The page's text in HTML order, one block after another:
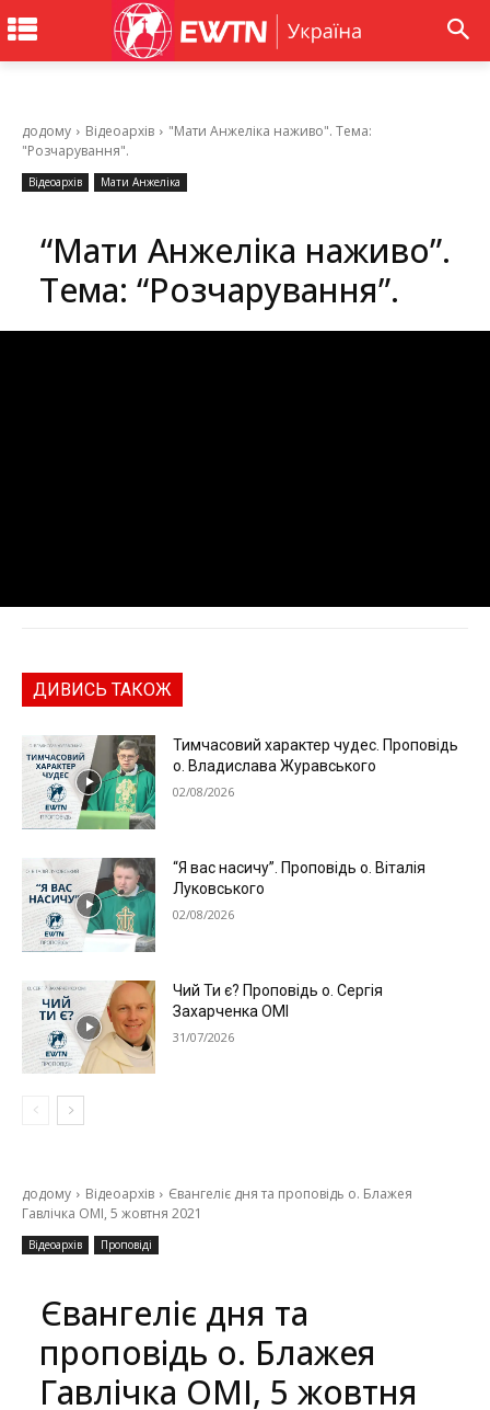
додому Відеоархів
"Мати Анжеліка наживо". Тема:
"Розчарування".
Відеоархів Мати Анжеліка
“Мати Анжеліка наживо”.
Тема: “Розчарування”.
ДИВИСЬ ТАКОЖ
Тимчасовий характер чудес. Проповідь
о. Владислава Журавського
02/08/2026
“Я вас насичу”. Проповідь о. Віталія
Луковського
02/08/2026
Чий Ти є? Проповідь о. Сергія
Захарченка ОМІ
31/07/2026